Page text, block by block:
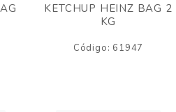
KETCHUP HEINZ BAG 2
KG
Código: 61947